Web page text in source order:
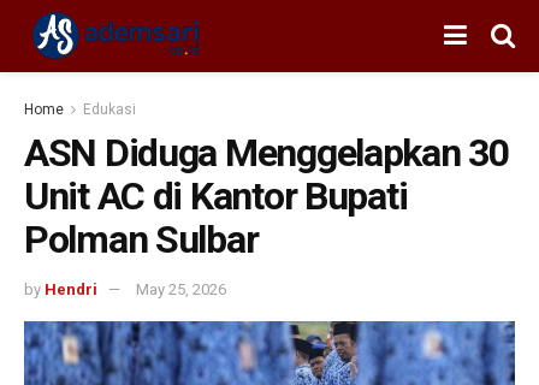
Home Edukasi
ASN Diduga Menggelapkan 30
Unit AC di Kantor Bupati
Polman Sulbar
by Hendri May 25, 2026